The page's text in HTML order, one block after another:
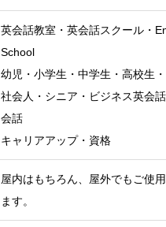
英会話教室・英会話スクール・
School
幼児・小学生・中学生・高校生
社会人・シニア・ビジネス英会
会話
キャリアアップ・資格
屋内はもちろん、屋外でもご使
ます。